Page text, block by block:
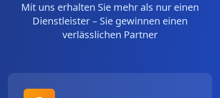
Mit uns erhalten Sie mehr als nur einen
Dienstleister – Sie gewinnen einen
verlässlichen Partner